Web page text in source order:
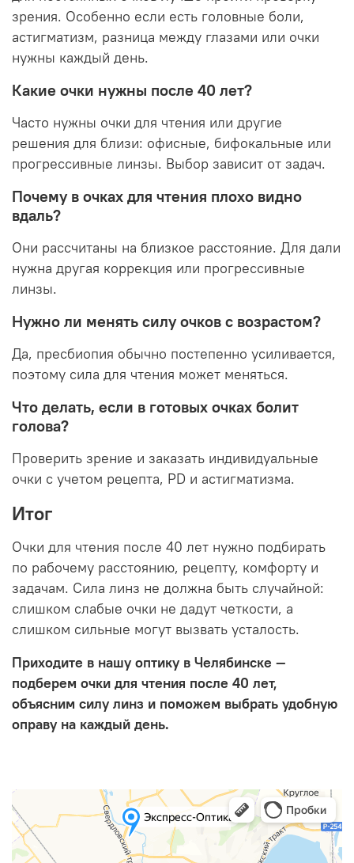
зрения. Особенно если есть головные боли,
астигматизм, разница между глазами или очки
нужны каждый день.
Какие очки нужны после 40 лет?
Часто нужны очки для чтения или другие
решения для близи: офисные, бифокальные или
прогрессивные линзы. Выбор зависит от задач.
Почему в очках для чтения плохо видно
вдаль?
Они рассчитаны на близкое расстояние. Для дали
нужна другая коррекция или прогрессивные
линзы.
Нужно ли менять силу очков с возрастом?
Да, пресбиопия обычно постепенно усиливается,
поэтому сила для чтения может меняться.
Что делать, если в готовых очках болит
голова?
Проверить зрение и заказать индивидуальные
очки с учетом рецепта, PD и астигматизма.
Итог
Очки для чтения после 40 лет нужно подбирать
по рабочему расстоянию, рецепту, комфорту и
задачам. Сила линз не должна быть случайной:
слишком слабые очки не дадут четкости, а
слишком сильные могут вызвать усталость.
Приходите в нашу оптику в Челябинске —
подберем очки для чтения после 40 лет,
объясним силу линз и поможем выбрать удобную
оправу на каждый день.